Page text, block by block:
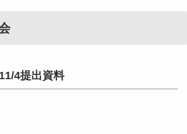
4提出資料